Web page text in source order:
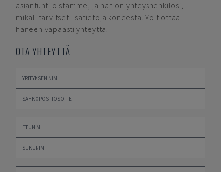
asiantuntijoistamme, ja hän on yhteyshenkilösi,
mikäli tarvitset lisätietoja koneesta. Voit ottaa
häneen vapaasti yhteyttä.
OTA YHTEYTTÄ